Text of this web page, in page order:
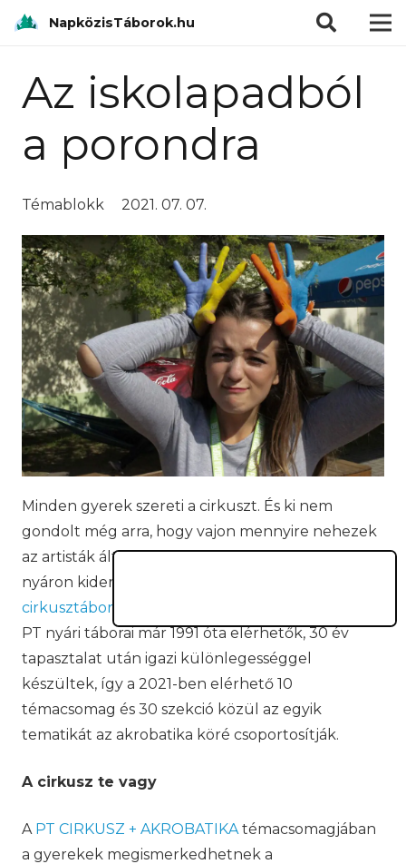
NapközisTáborok.hu
Az iskolapadból
a porondra
Témablokk 2021. 07. 07.
Minden gyerek szereti a cirkuszt. És ki nem
gondolt még arra, hogy vajon mennyire nehezek
az artisták által bemutatott gyakorlatok? Ez most
nyáron kiderül, a PEOPLE TEAM ugyanis
cirkusztábort
PT nyári táborai már 1991 óta elérhetők, 30 év
tapasztalat után igazi különlegességgel
készültek, így a 2021-ben elérhető 10
témacsomag és 30 szekció közül az egyik
tematikát az akrobatika köré csoportosítják.
A cirkusz te vagy
A PT CIRKUSZ + AKROBATIKAtémacsomagjában
a gyerekek megismerkedhetnek a